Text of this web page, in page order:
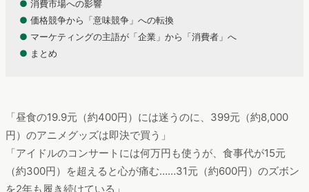
● 消費市場への影響
● 価格競争から「意味競争」への転換
● マーケティングの主語が「企業」から「消費者」へ
● まとめ
「昼食の19.9元（約400円）には迷うのに、399元（約8,000
円）のアニメグッズは即決で買う」
「アイドルのコンサートには何万円も使うが、食事代が15元
（約300円）を超えると心が痛む……31元（約600円）のズボン
を2年も履き続けている」